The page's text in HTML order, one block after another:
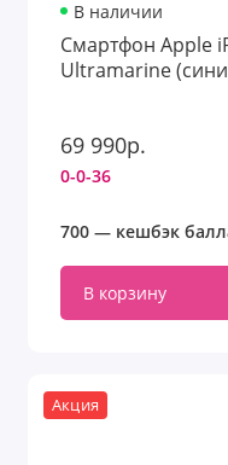
В наличии
Смартфон Apple
Ultramarine
69 990р.
0-0-36
700 — кешбэк
В корзину
Акция